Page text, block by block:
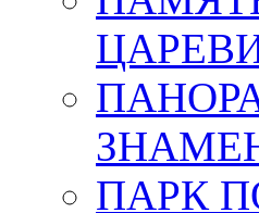
ПАРК